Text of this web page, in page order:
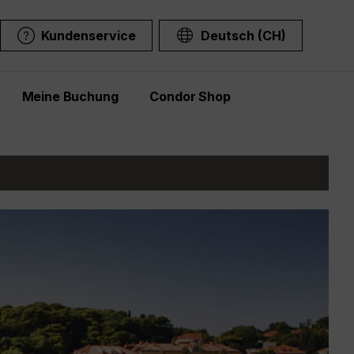
Kundenservice Deutsch (CH)
Meine Buchung Condor Shop